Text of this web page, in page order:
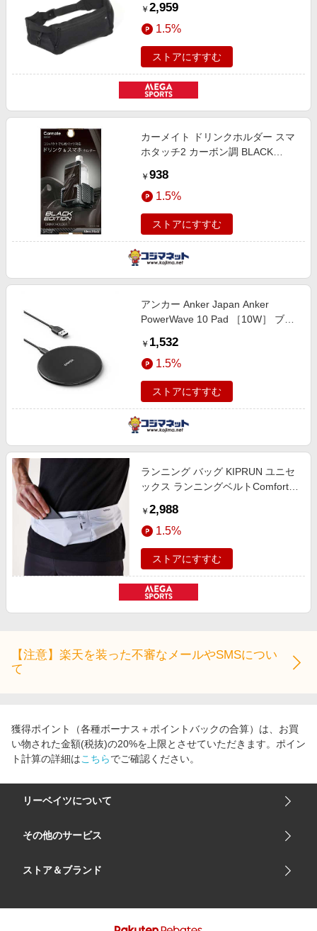
￥ 2,959
1.5%
ストアにすすむ
カーメイト ドリンクホルダー スマ
ホタッチ2 カーボン調 BLACK
￥ 938
1.5%
ストアにすすむ
アンカー Anker Japan Anker
PowerWave 10 Pad ［10W］ ブラ
￥ 1,532
1.5%
ストアにすすむ
ランニング バッグ KIPRUN ユニセ
ックス ランニングベルトComfort2
8945016
￥ 2,988
1.5%
ストアにすすむ
【注意】楽天を装った不審なメールやSMSについ
て
獲得ポイント（各種ボーナス＋ポイントバックの合算）は、お買
い物された金額(税抜)の20%を上限とさせていただきます。ポイン
ト計算の詳細はこちらでご確認ください。
リーベイツについて
会社概要
サイトマップ
リーベイツ ポイントアシスト
その他のサービス
楽天市場
ストア＆ブランド